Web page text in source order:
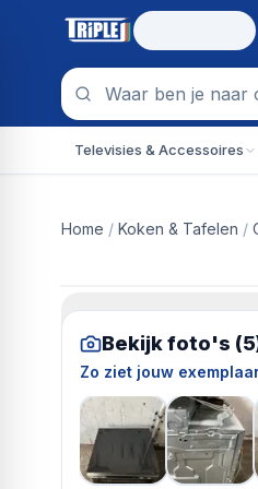
Televisies & Accessoires
Home / Koken & Tafelen /
Bekijk foto's (5
Zo ziet jouw